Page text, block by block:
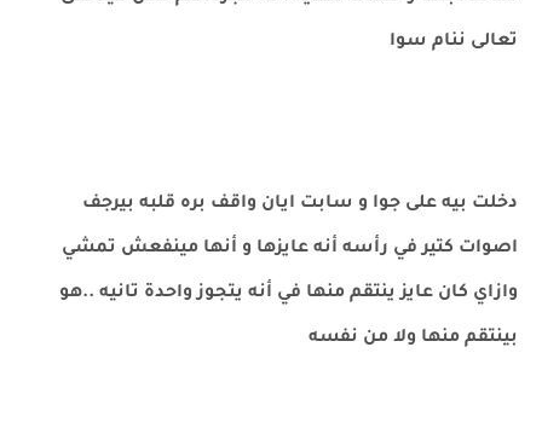
تعالى ننام سوا
دخلت بيه على جوا و سابت ايان واقف بره قلبه بيرجف
اصوات كتير في رأسه أنه عايزها و أنها مينفعش تمشي
وازاي كان عايز ينتقم منها في أنه يتجوز واحدة تانيه ..هو
بينتقم منها ولا من نفسه